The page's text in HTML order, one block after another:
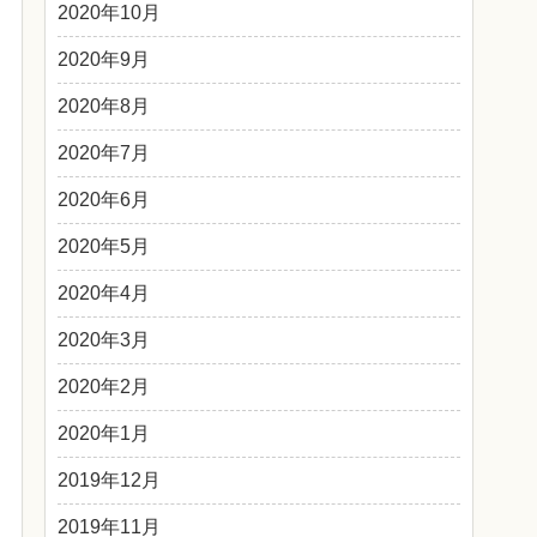
2020年10月
2020年9月
2020年8月
2020年7月
2020年6月
2020年5月
2020年4月
2020年3月
2020年2月
2020年1月
2019年12月
2019年11月